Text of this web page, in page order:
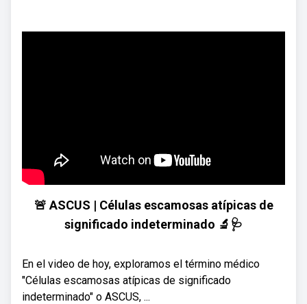
🚨 ASCUS | Células escamosas atípicas de
significado indeterminado 🔬🩺
En el video de hoy, exploramos el término médico
"Células escamosas atípicas de significado
indeterminado" o ASCUS, ...